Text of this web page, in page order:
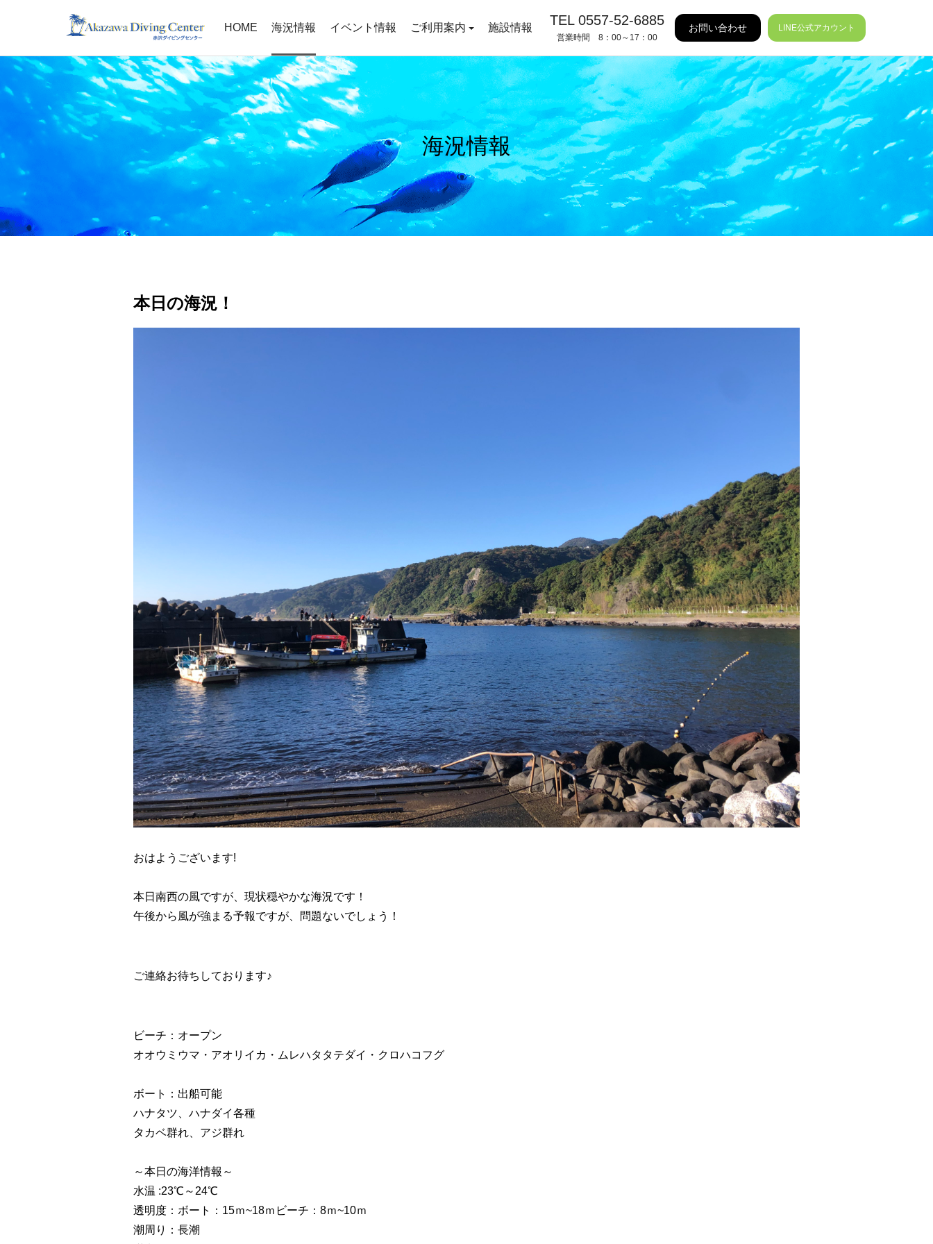
HOME 海況情報 イベント情報 ご利用案内 施設情報 TEL 0557-52-6885
営業時間 8：00～17：00
お問い合わせ LINE公式アカウント
海況情報
本日の海況！
おはようございます!
本日南西の風ですが、現状穏やかな海況です！
午後から風が強まる予報ですが、問題ないでしょう！
ご連絡お待ちしております♪
ビーチ：オープン
オオウミウマ・アオリイカ・ムレハタタテダイ・クロハコフグ
ボート：出船可能
ハナタツ、ハナダイ各種
タカベ群れ、アジ群れ
～本日の海洋情報～
水温 :23℃～24℃
透明度：ボート：15ｍ~18ｍビーチ：8ｍ~10ｍ
潮周り：長潮